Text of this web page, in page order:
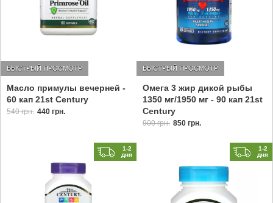
Масло примулы вечерней -
60 кап 21st Century
БЫСТРЫЙ ПРОСМОТР
540 грн. 440 грн.
Омега 3 жир дикой рыбы
1350 мг/1950 мг - 90 кап 21st
Century
БЫСТРЫЙ ПРОСМОТР
900 грн. 850 грн.
1-2
дня
1-2
дня